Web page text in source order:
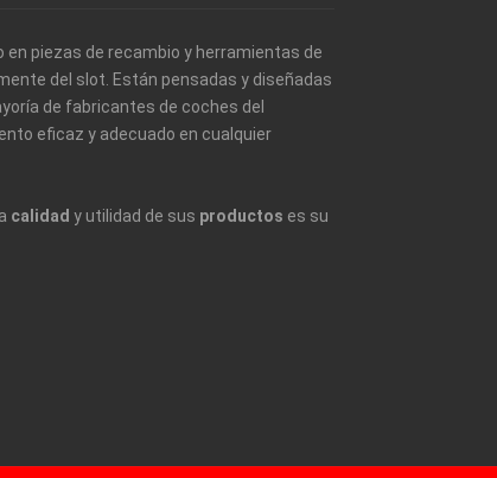
en piezas de recambio y herramientas de
del slot. Están pensadas y diseñadas
de fabricantes de coches del
eficaz y adecuado en cualquier
calidad y utilidad de sus productos es su